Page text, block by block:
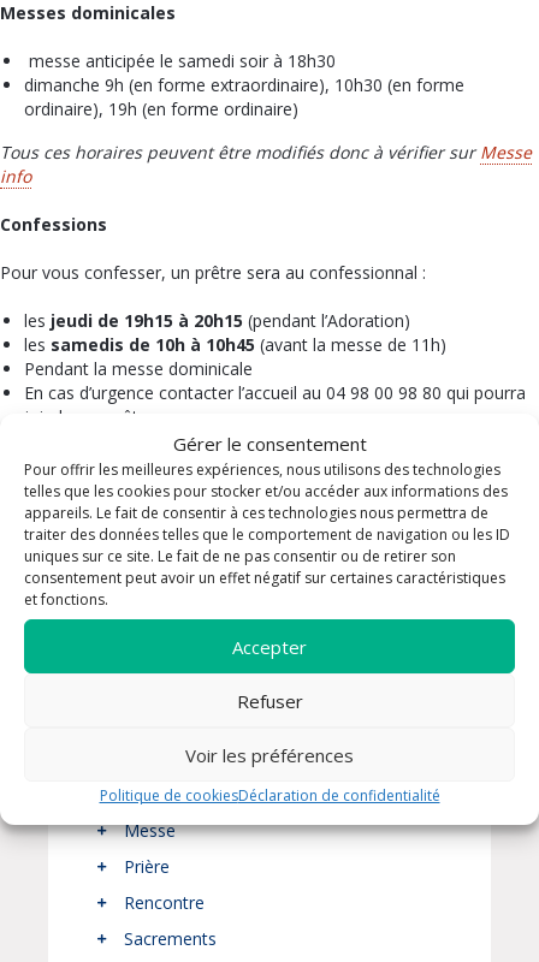
Gérer le consentement
Pour offrir les meilleures expériences, nous utilisons des technologies
telles que les cookies pour stocker et/ou accéder aux informations des
appareils. Le fait de consentir à ces technologies nous permettra de
traiter des données telles que le comportement de navigation ou les ID
uniques sur ce site. Le fait de ne pas consentir ou de retirer son
consentement peut avoir un effet négatif sur certaines caractéristiques
et fonctions.
Accepter
Refuser
Voir les préférences
Politique de cookiesDéclaration de confidentialité
Messes dominicales
messe anticipée le samedi soir à 18h30
dimanche 9h (en forme extraordinaire), 10h30 (en forme
ordinaire), 19h (en forme ordinaire)
Tous ces horaires peuvent être modifiés donc à vérifier surMesse
info
Confessions
Pour vous confesser, un prêtre sera au confessionnal :
les jeudi de 19h15 à 20h15 (pendant l’Adoration)
les samedis de 10h à 10h45 (avant la messe de 11h)
Pendant la messe dominicale
En cas d’urgence contacter l’accueil au 04 98 00 98 80 qui pourra
joindre un prêtre.
N’hésitez pas à prendre rendez-vous avec un prêtre ou à remplir ce
formulaire pour contacter un prêtre.
THÈMES
Formation
Liturgie
Messe
Prière
Rencontre
Sacrements